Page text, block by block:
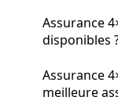
Assurance
disponibles
Assurance
meilleure